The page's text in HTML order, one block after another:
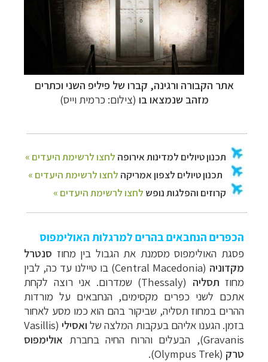
אתר הקבורה ורגינה, קברו של פיליפ השני וכתרים
מזהב שנמצאו בו (צילום: כרמית וייס)
הכפרים הנחבאים בהרים למרגלות האולימפוס
פסגת האולימפוס מסמנת את הגבול בין מחוז סנטרל
מקדוניה (
Central Macedonia) בו טיילנו עד כה, לבין
מחוז תסליה (
Thessaly) שמדרום. אני רוצה לקחת
אתכם לשני כפרים מקסימים, הנחבאים על מורדות
ההרים במחוז תסליה, שביקור בהם הוא כמו מסע לאחור
בזמן. הגענו אליהם בעקבות המלצה של ואסילי(
Vasillis
Gravanis), הבעלים והרוח החיה בחברת אולימפוס
טרק (
Olympus Trek
).